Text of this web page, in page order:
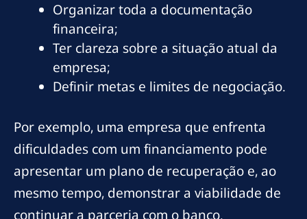
Organizar toda a documentação
financeira;
Ter clareza sobre a situação atual da
empresa;
Definir metas e limites de negociação.
Por exemplo, uma empresa que enfrenta
dificuldades com um financiamento pode
apresentar um plano de recuperação e, ao
mesmo tempo, demonstrar a viabilidade de
continuar a parceria com o banco.